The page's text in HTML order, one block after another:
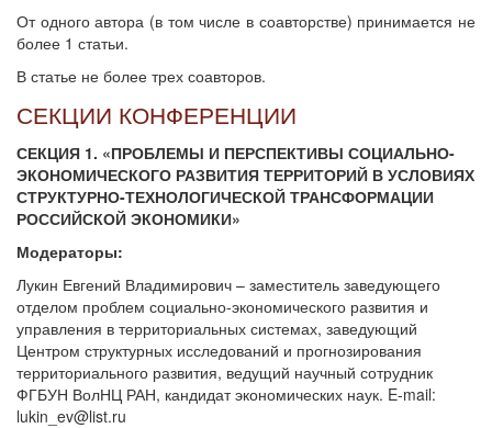
От одного автора (в том числе в соавторстве) принимается не
более 1 статьи.
В статье не более трех соавторов.
СЕКЦИИ КОНФЕРЕНЦИИ
СЕКЦИЯ 1. «ПРОБЛЕМЫ И ПЕРСПЕКТИВЫ СОЦИАЛЬНО-
ЭКОНОМИЧЕСКОГО РАЗВИТИЯ ТЕРРИТОРИЙ В УСЛОВИЯХ
СТРУКТУРНО-ТЕХНОЛОГИЧЕСКОЙ ТРАНСФОРМАЦИИ
РОССИЙСКОЙ ЭКОНОМИКИ»
Модераторы:
Лукин Евгений Владимирович – заместитель заведующего
отделом проблем социально-экономического развития и
управления в территориальных системах, заведующий
Центром структурных исследований и прогнозирования
территориального развития, ведущий научный сотрудник
ФГБУН ВолНЦ РАН, кандидат экономических наук. E-mail:
lukin_ev@list.ru